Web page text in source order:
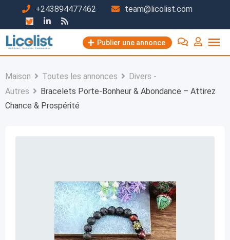
contenu
+243894477462 team@licolist.com
Publier une annonce
Maison Toutes les annonces
Divers -
Autres
Bracelets Porte-Bonheur & Abondance – Attirez
Chance & Prospérité